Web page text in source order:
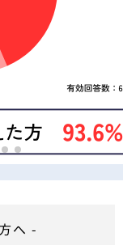
へ -